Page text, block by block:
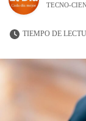
TECNO-
TIEMPO DE